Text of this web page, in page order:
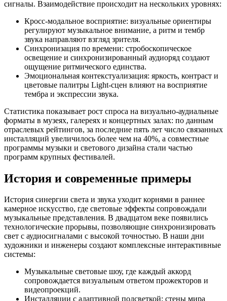
сигналы. Взаимодействие происходит на нескольких уровнях:
Кросс-модальное восприятие: визуальные ориентиры
регулируют музыкальное внимание, а ритм и тембр
звука направляют взгляд зрителя.
Синхронизация по времени: стробоскопическое
освещение и синхронизированный аудиоряд создают
ощущение ритмического единства.
Эмоциональная контекстуализация: яркость, контраст и
цветовые палитры Light-сцен влияют на восприятие
тембра и экспрессии звука.
Статистика показывает рост спроса на визуально-аудиальные
форматы в музеях, галереях и концертных залах: по данным
отраслевых рейтингов, за последние пять лет число связанных
инсталляций увеличилось более чем на 40%, а совместные
программы музыки и светового дизайна стали частью
программ крупных фестивалей.
История и современные примеры
История синергии света и звука уходит корнями в раннее
камерное искусство, где световые эффекты сопровождали
музыкальные представления. В двадцатом веке появились
технологические прорывы, позволяющие синхронизировать
свет с аудиосигналами с высокой точностью. В наши дни
художники и инженеры создают комплексные интерактивные
системы:
Музыкальные световые шоу, где каждый аккорд
сопровождается визуальным ответом прожекторов и
видеопроекций.
Инсталляции с адаптивной подсветкой: стены мира